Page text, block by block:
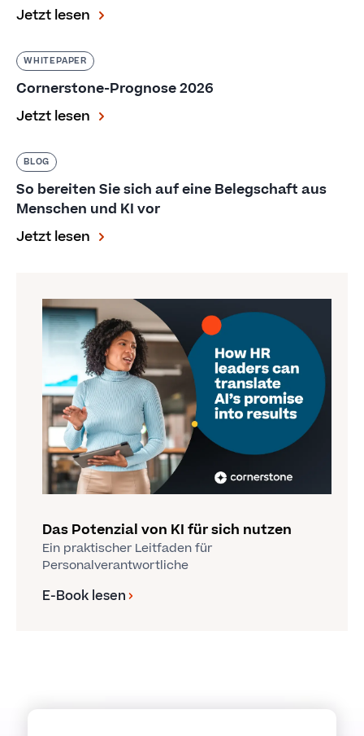
Jetzt lesen
WHITEPAPER
Cornerstone-Prognose 2026
Jetzt lesen
BLOG
So bereiten Sie sich auf eine Belegschaft aus
Menschen und KI vor
Jetzt lesen
Das Potenzial von KI für sich nutzen
Ein praktischer Leitfaden für
Personalverantwortliche
E-Book lesen